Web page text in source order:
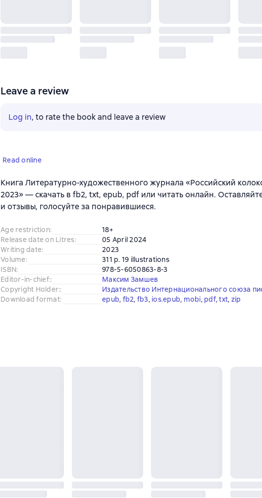
Leave a review
Log in, to rate the book and leave a review
Read online
Книга Литературно-художественного журнала «Российский
2023» — скачать в fb2, txt, epub, pdf или читать онлайн.
и отзывы, голосуйте за понравившиеся.
Age restriction:
18+
Release date on Litres:
05 April 2024
Writing date:
2023
Volume:
311 p. 19 illustrations
ISBN:
978-5-6050863-8-3
Editor-in-chief::
Максим Замшев
Copyright Holder::
Издательство Интернационального союза
Download format: epub, fb2, fb3, ios.epub, mobi, pdf, txt, zip